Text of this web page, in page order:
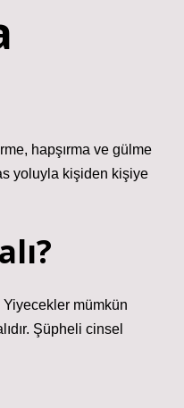
hapşırma ve gülme
yoluyla kişiden kişiye
Yiyecekler mümkün
Şüpheli cinsel